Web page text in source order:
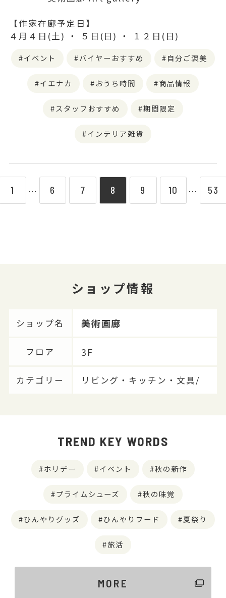
【作家在廊予定日】
４月４日(土) ‧ ５日(日) ‧ １２日(日)
イベント バイヤーおすすめ 自分ご褒美
イエナカ おうち時間 商品情報
スタッフおすすめ 期間限定
インテリア雑貨
1 ⋯ 6 7 8 9 10 ⋯ 53
ショップ情報
ショップ名 美術画廊
フロア 3F
カテゴリー リビング・キッチン・文具/
TREND KEY WORDS
ホリデー イベント 秋の新作
プライムシューズ 秋の味覚
ひんやりグッズ ひんやりフード 夏祭り
旅活
MORE